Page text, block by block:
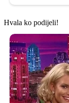
Hvala ko podijeli!